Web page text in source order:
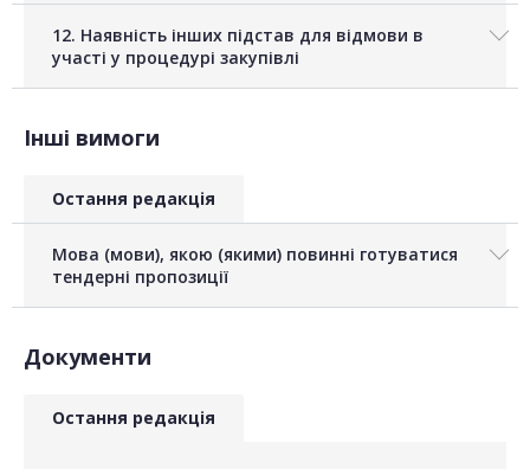
12. Наявність інших підстав для відмови в
участі у процедурі закупівлі
Інші вимоги
Остання редакція
Мова (мови), якою (якими) повинні готуватися
тендерні пропозиції
Документи
Остання редакція